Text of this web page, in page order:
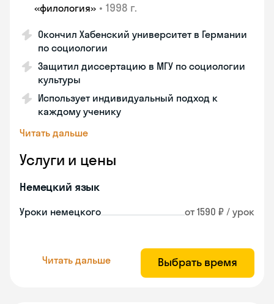
«филология» • 1998 г.
Окончил Хабенский университет в Германии
по социологии
Защитил диссертацию в МГУ по социологии
культуры
Использует индивидуальный подход к
каждому ученику
Читать дальше
Услуги и цены
Немецкий язык
Уроки немецкого от 1590 ₽ / урок
Читать дальше Выбрать время